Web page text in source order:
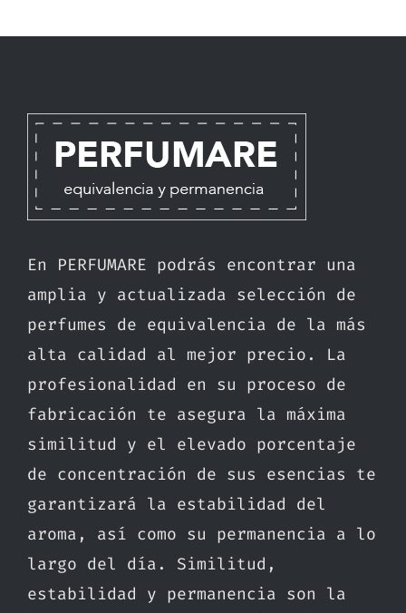
En PERFUMARE podrás encontrar una
amplia y actualizada selección de
perfumes de equivalencia de la más
alta calidad al mejor precio. La
profesionalidad en su proceso de
fabricación te asegura la máxima
similitud y el elevado porcentaje
de concentración de sus esencias te
garantizará la estabilidad del
aroma, así como su permanencia a lo
largo del día. Similitud,
estabilidad y permanencia son la